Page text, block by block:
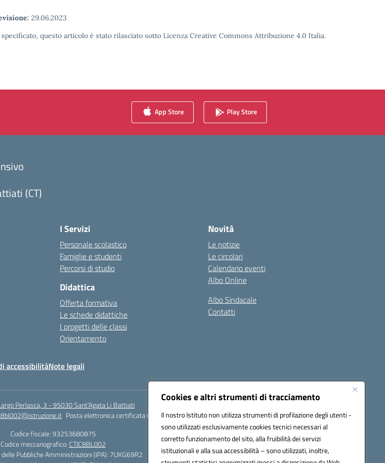
Cookies e altri strumenti di tracciamento
Il nostro Istituto non utilizza strumenti di profilazione degli utenti -
sono utilizzati esclusivamente cookies tecnici necessari al
corretto funzionamento del sito, alla fruibilità dei servizi
istituzionali e alla sua accessibilità – sono utilizzati, inoltre,
29.06.2023
questo articolo è stato rilasciato sotto Licenza Creative Commons Attribuzione 4.0 Italia.
App Store Play Store
(CT)
I Servizi
Personale scolastico
Famiglie e studenti
Percorsi di studio
Didattica
Offerta formativa
Le schede didattiche
I progetti delle classi
Orientamento
Novità
Le notizie
Le circolari
Calendario eventi
Albo Online
Albo Sindacale
Contatti
accessibilitàNote legali
Perlasca, 3 - 95030 Sant’Agata Li Battiati
Posta elettronica certificata (PEC):ctic8bl002@pec.istruzione.it
Codice fiscale: 93253680875
Codice meccanografico: CTIC8BL002
delle Pubbliche Amministrazioni (IPA): 7UKG69R2